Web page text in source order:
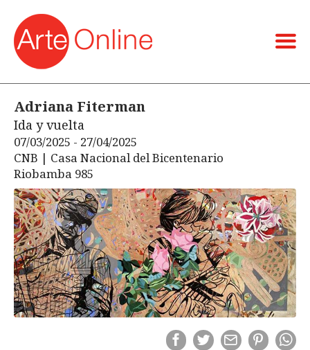
Adriana Fiterman
Ida y vuelta
07/03/2025 - 27/04/2025
CNB | Casa Nacional del Bicentenario
Riobamba 985